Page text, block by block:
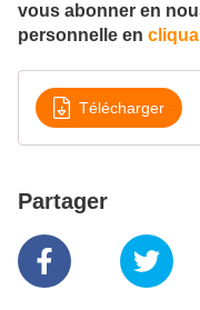
vous abonner en
personnelle en
Télécharger
Partager